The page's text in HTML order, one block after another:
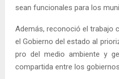
sean funcionales para los
Además, reconoció el trabajo
el Gobierno del estado al
pro del medio ambiente y
compartida entre los gobiernos.